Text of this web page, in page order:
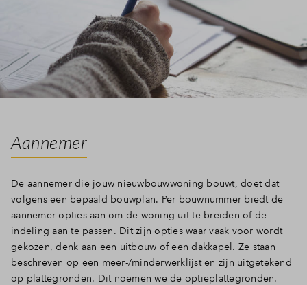
Aannemer
De aannemer die jouw nieuwbouwwoning bouwt, doet dat
volgens een bepaald bouwplan. Per bouwnummer biedt de
aannemer opties aan om de woning uit te breiden of de
indeling aan te passen. Dit zijn opties waar vaak voor wordt
gekozen, denk aan een uitbouw of een dakkapel. Ze staan
beschreven op een meer-/minderwerklijst en zijn uitgetekend
op plattegronden. Dit noemen we de optieplattegronden.